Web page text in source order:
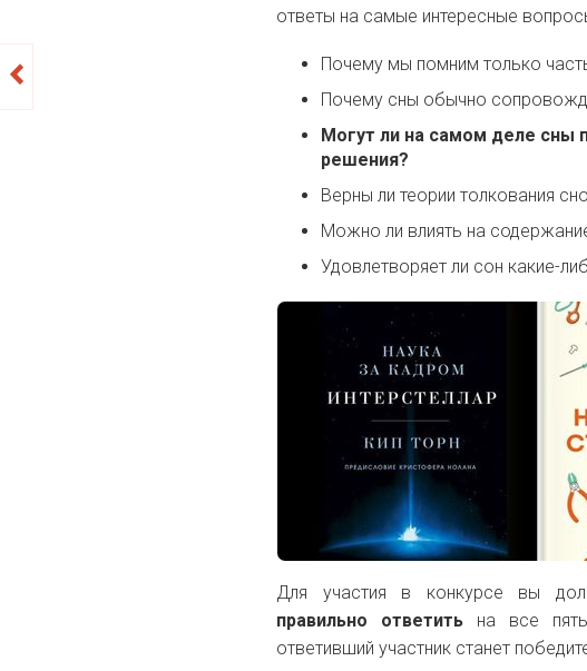
ответы на самые интересные
Почему мы помним только
Почему сны обычно
Могут ли на самом деле сны
решения?
Верны ли теории толкования
Можно ли влиять на
Удовлетворяет ли сон какие-
Для участия в конкурсе вы
правильно ответить на все
ответивший участник станет